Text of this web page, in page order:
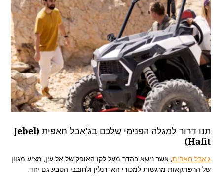
תנו דרור למגלה הפנימי שלכם בג'אבל חאפית (Jebel
Hafit)
ג'אבל חאפית, אשר נישא בהדר מעל לקו האופק של אל עין, מציע מגוון
של הרפתקאות מרגשות למכורי האדרנלין ולחובבי הטבע גם יחד.